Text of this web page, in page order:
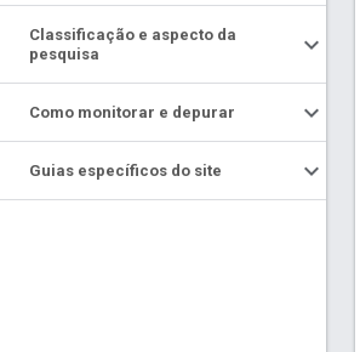
Classificação e aspecto da
pesquisa
Como monitorar e depurar
Guias específicos do site